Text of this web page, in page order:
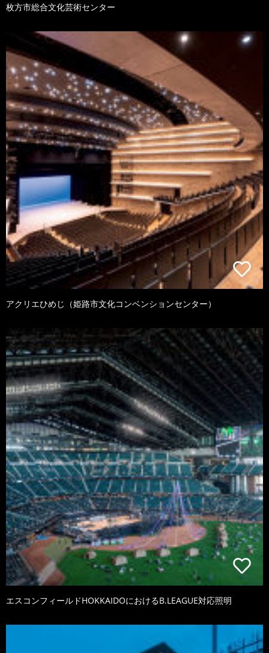
枚方市総合文化芸術センター
アクリエひめじ（姫路市文化コンベンションセンター）
エスコンフィールドHOKKAIDOにおけるB.LEAGUE対応照明